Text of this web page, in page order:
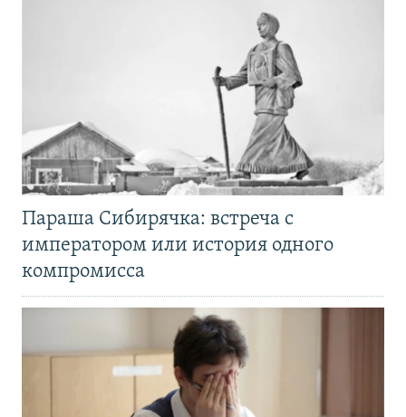
Параша Сибирячка: встреча с
императором или история одного
компромисса